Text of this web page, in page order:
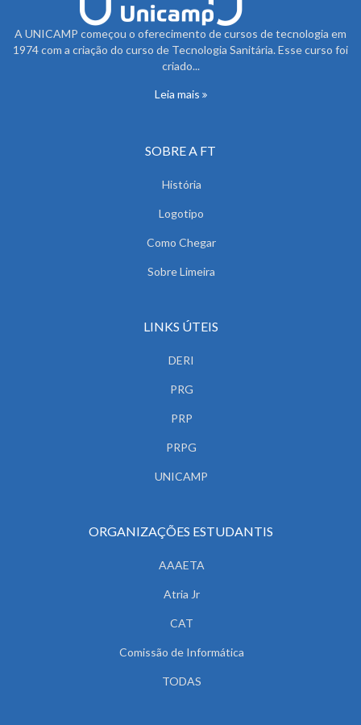
A UNICAMP começou o oferecimento de cursos de tecnologia em
1974 com a criação do curso de Tecnologia Sanitária. Esse curso foi
criado...
Leia mais
SOBRE A FT
História
Logotipo
Como Chegar
Sobre Limeira
LINKS ÚTEIS
DERI
PRG
PRP
PRPG
UNICAMP
ORGANIZAÇÕES ESTUDANTIS
AAAETA
Atria Jr
CAT
Comissão de Informática
TODAS